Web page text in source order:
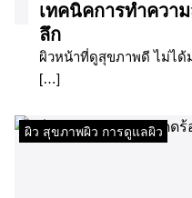
เทคนิคการทำควา
ลึก
ผิวหน้าที่ดูสุขภาพดี ไม่ได้
[…]
ผิว สุขภาพผิว การดูแลผิว